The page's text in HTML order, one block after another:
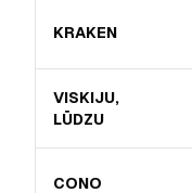
KRAKEN
VISKIJU,
LŪDZU
CONO